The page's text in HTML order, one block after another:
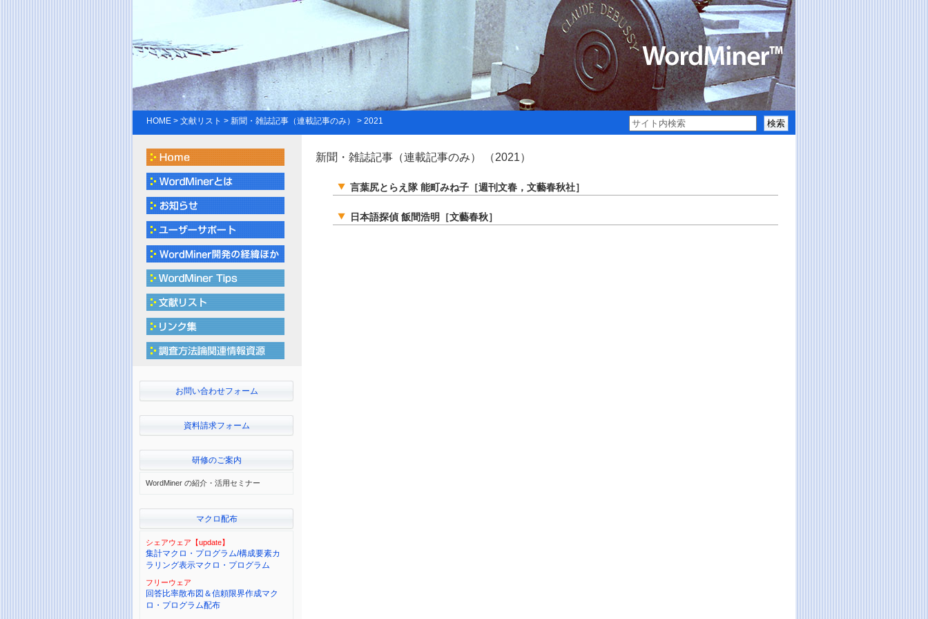
HOME > 文献リスト > 新聞・雑誌記事（連載記事のみ） > 2021
お問い合わせフォーム
資料請求フォーム
研修のご案内
WordMiner の紹介・活用セミナー
マクロ配布
シェアウェア【update】
集計マクロ・プログラム/構成要素カ
ラリング表示マクロ・プログラム
フリーウェア
回答比率散布図＆信頼限界作成マク
ロ・プログラム配布
新聞・雑誌記事（連載記事のみ） （2021）
言葉尻とらえ隊 能町みね子［週刊文春，文藝春秋社］
日本語探偵 飯間浩明［文藝春秋］